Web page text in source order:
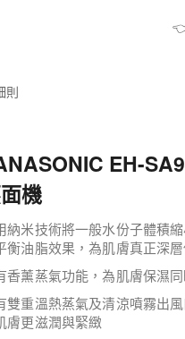
則
EH-
機
納米技術將一般水份子體積
衡油脂效果，為肌膚真正深
香薰蒸氣功能，為肌膚保濕
雙重溫熱蒸氣及清涼噴霧出
膚更滋潤與緊緻